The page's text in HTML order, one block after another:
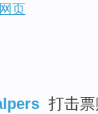
页
打击